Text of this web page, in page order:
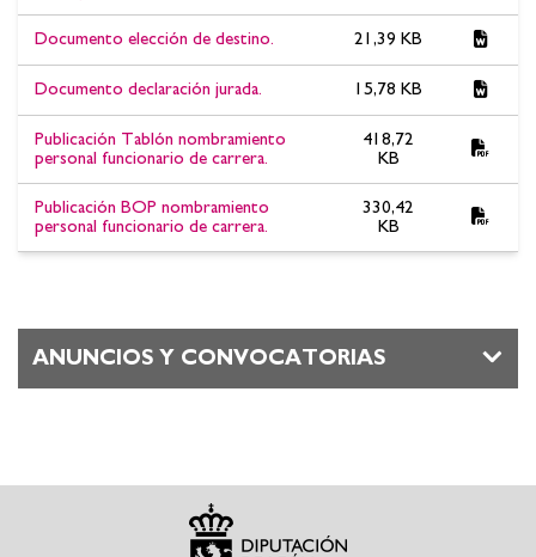
Documento elección de destino. 21,39 KB
Documento declaración jurada. 15,78 KB
Publicación Tablón nombramiento
personal funcionario de carrera.
418,72
KB
Publicación BOP nombramiento
personal funcionario de carrera.
330,42
KB
ANUNCIOS Y CONVOCATORIAS